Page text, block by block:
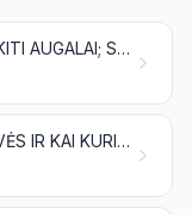
AUGANTYS MEDŽIAI IR KITI AUGALAI; SVOGŪNĖLIAI, ŠAKNYS IR KITOS PANAŠIOS AUGALŲ DALYS; SKINTOS GĖLĖS IR DEKORATYVINIAI ŽALUMYNAI
VALGOMOSIOS DARŽOVĖS IR KAI KURIE ŠAKNIAVAISIAI BEI GUMBAVAISIAI